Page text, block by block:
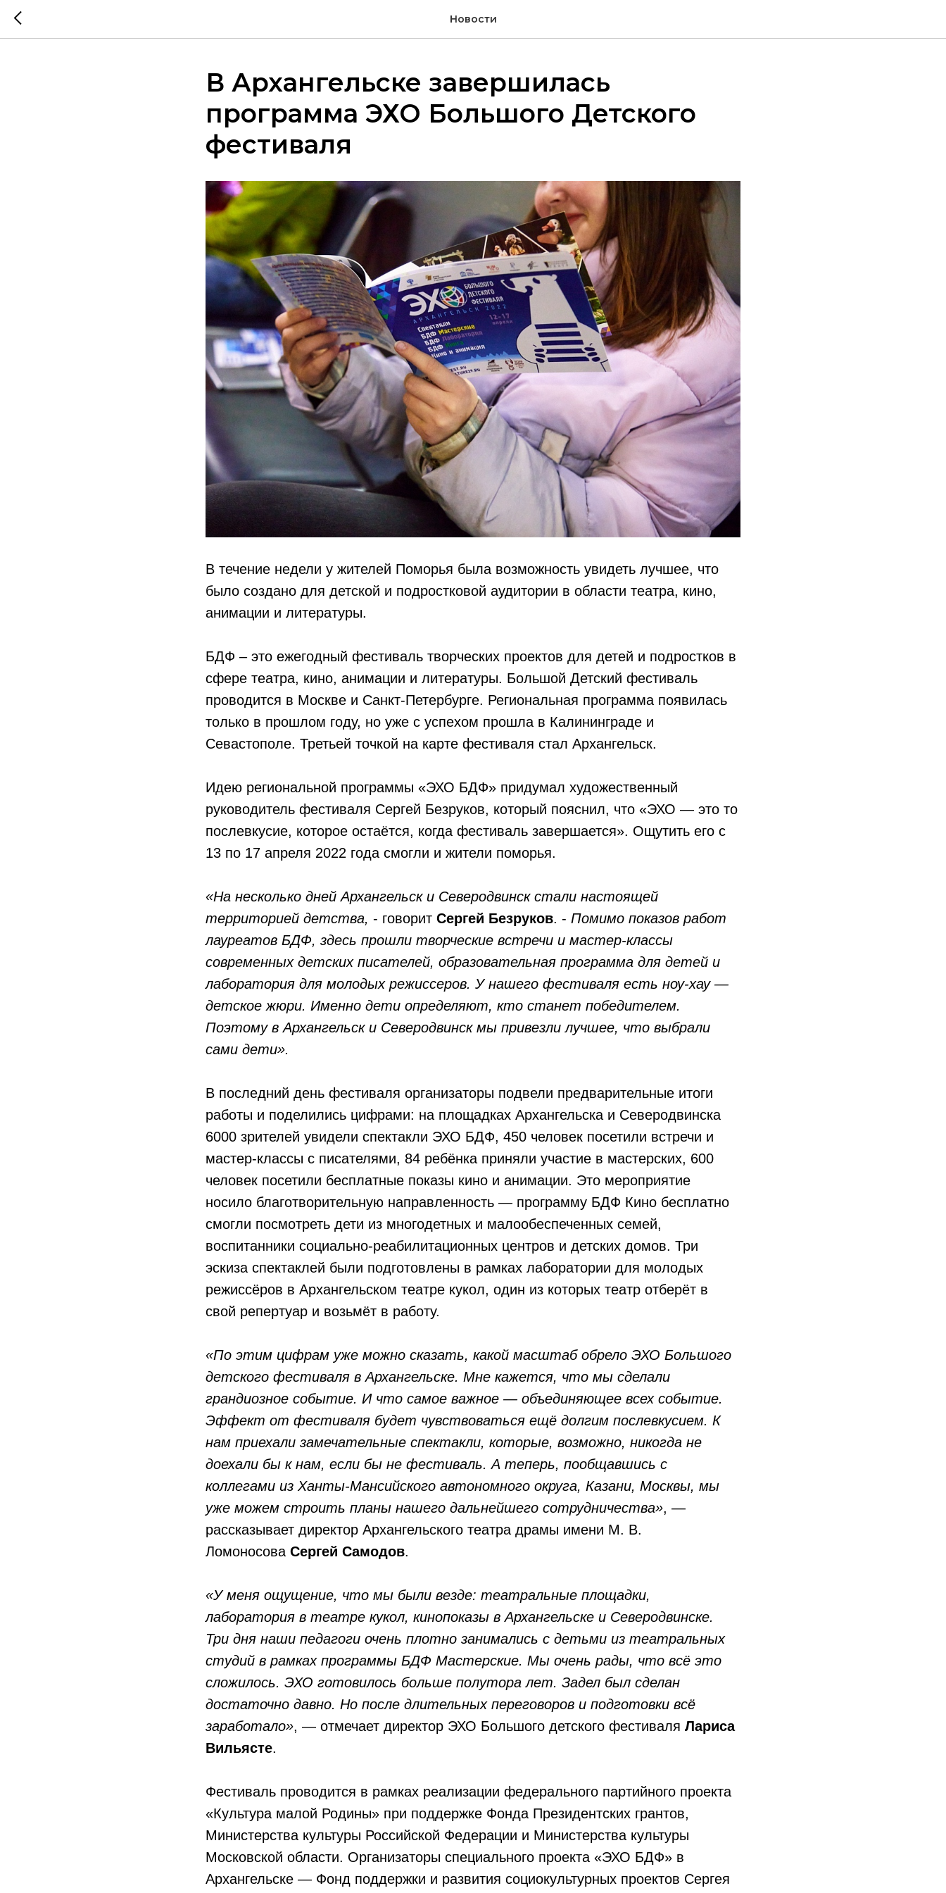
Новости
В Архангельске завершилась
программа ЭХО Большого Детского
фестиваля
В течение недели у жителей Поморья была возможность увидеть лучшее, что
было создано для детской и подростковой аудитории в области театра, кино,
анимации и литературы.
БДФ – это ежегодный фестиваль творческих проектов для детей и подростков в
сфере театра, кино, анимации и литературы. Большой Детский фестиваль
проводится в Москве и Санкт-Петербурге. Региональная программа появилась
только в прошлом году, но уже с успехом прошла в Калининграде и
Севастополе. Третьей точкой на карте фестиваля стал Архангельск.
Идею региональной программы «ЭХО БДФ» придумал художественный
руководитель фестиваля Сергей Безруков, который пояснил, что «ЭХО — это то
послевкусие, которое остаётся, когда фестиваль завершается». Ощутить его с
13 по 17 апреля 2022 года смогли и жители поморья.
«На несколько дней Архангельск и Северодвинск стали настоящей
территорией детства, - говорит Сергей Безруков. - Помимо показов работ
лауреатов БДФ, здесь прошли творческие встречи и мастер-классы
современных детских писателей, образовательная программа для детей и
лаборатория для молодых режиссеров. У нашего фестиваля есть ноу-хау —
детское жюри. Именно дети определяют, кто станет победителем.
Поэтому в Архангельск и Северодвинск мы привезли лучшее, что выбрали
сами дети».
В последний день фестиваля организаторы подвели предварительные итоги
работы и поделились цифрами: на площадках Архангельска и Северодвинска
6000 зрителей увидели спектакли ЭХО БДФ, 450 человек посетили встречи и
мастер-классы с писателями, 84 ребёнка приняли участие в мастерских, 600
человек посетили бесплатные показы кино и анимации. Это мероприятие
носило благотворительную направленность — программу БДФ Кино бесплатно
смогли посмотреть дети из многодетных и малообеспеченных семей,
воспитанники социально-реабилитационных центров и детских домов. Три
эскиза спектаклей были подготовлены в рамках лаборатории для молодых
режиссёров в Архангельском театре кукол, один из которых театр отберёт в
свой репертуар и возьмёт в работу.
«По этим цифрам уже можно сказать, какой масштаб обрело ЭХО Большого
детского фестиваля в Архангельске. Мне кажется, что мы сделали
грандиозное событие. И что самое важное — объединяющее всех событие.
Эффект от фестиваля будет чувствоваться ещё долгим послевкусием. К
нам приехали замечательные спектакли, которые, возможно, никогда не
доехали бы к нам, если бы не фестиваль. А теперь, пообщавшись с
коллегами из Ханты-Мансийского автономного округа, Казани, Москвы, мы
уже можем строить планы нашего дальнейшего сотрудничества», —
рассказывает директор Архангельского театра драмы имени М. В.
Ломоносова Сергей Самодов.
«У меня ощущение, что мы были везде: театральные площадки,
лаборатория в театре кукол, кинопоказы в Архангельске и Северодвинске.
Три дня наши педагоги очень плотно занимались с детьми из театральных
студий в рамках программы БДФ Мастерские. Мы очень рады, что всё это
сложилось. ЭХО готовилось больше полутора лет. Задел был сделан
достаточно давно. Но после длительных переговоров и подготовки всё
заработало», — отмечает директор ЭХО Большого детского фестиваля Лариса
Вильясте.
Фестиваль проводится в рамках реализации федерального партийного проекта
«Культура малой Родины» при поддержке Фонда Президентских грантов,
Министерства культуры Российской Федерации и Министерства культуры
Московской области. Организаторы специального проекта «ЭХО БДФ» в
Архангельске — Фонд поддержки и развития социокультурных проектов Сергея